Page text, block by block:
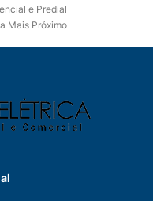
e Predial
Mais Próximo
Eletricos